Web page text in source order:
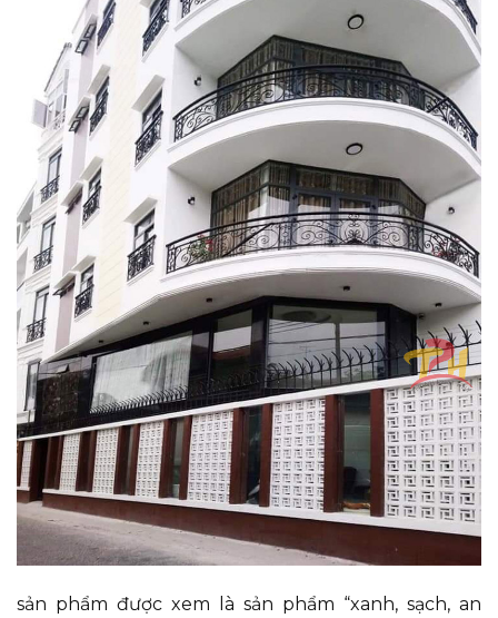
sản phẩm được xem là sản phẩm “xanh, sạch, an